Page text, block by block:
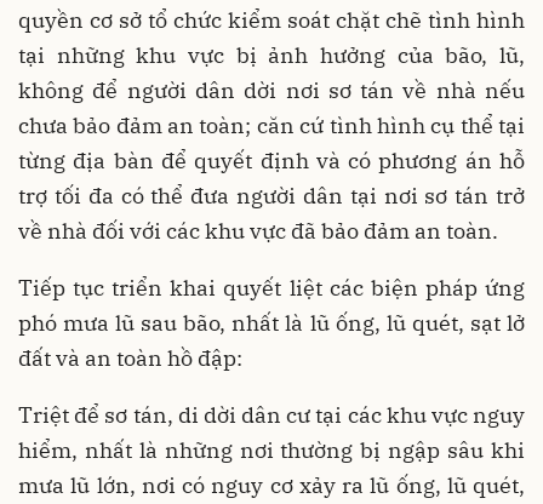
quyền cơ sở tổ chức kiểm soát chặt chẽ tình hình
tại những khu vực bị ảnh hưởng của bão, lũ,
không để người dân dời nơi sơ tán về nhà nếu
chưa bảo đảm an toàn; căn cứ tình hình cụ thể tại
từng địa bàn để quyết định và có phương án hỗ
trợ tối đa có thể đưa người dân tại nơi sơ tán trở
về nhà đối với các khu vực đã bảo đảm an toàn.
Tiếp tục triển khai quyết liệt các biện pháp ứng
phó mưa lũ sau bão, nhất là lũ ống, lũ quét, sạt lở
đất và an toàn hồ đập:
Triệt để sơ tán, di dời dân cư tại các khu vực nguy
hiểm, nhất là những nơi thường bị ngập sâu khi
mưa lũ lớn, nơi có nguy cơ xảy ra lũ ống, lũ quét,